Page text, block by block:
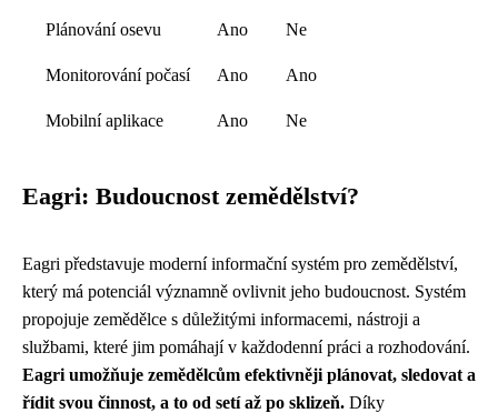
Plánování osevu Ano Ne
Monitorování počasí Ano Ano
Mobilní aplikace Ano Ne
Eagri: Budoucnost zemědělství?
Eagri představuje moderní informační systém pro zemědělství,
který má potenciál významně ovlivnit jeho budoucnost. Systém
propojuje zemědělce s důležitými informacemi, nástroji a
službami, které jim pomáhají v každodenní práci a rozhodování.
Eagri umožňuje zemědělcům efektivněji plánovat, sledovat a
řídit svou činnost, a to od setí až po sklizeň. Díky